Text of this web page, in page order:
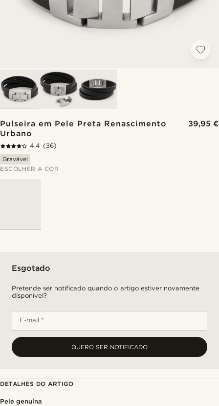
Pulseira em Pele Preta Renascimento
Urbano
39,95 €
4.4 (36)
Gravável
ESCOLHER A COR
Esgotado
Pretende ser notificado quando o artigo estiver novamente
disponível?
E-mail *
QUERO SER NOTIFICADO
DETALHES DO ARTIGO
Pele genuína